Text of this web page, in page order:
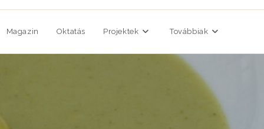
Magazin Oktatás Projektek Továbbiak